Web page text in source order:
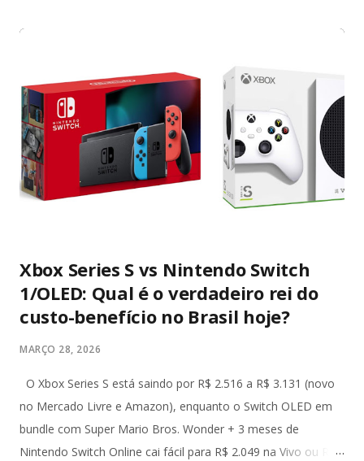
Xbox Series S vs Nintendo Switch
1/OLED: Qual é o verdadeiro rei do
custo-benefício no Brasil hoje?
MARÇO 28, 2026
O Xbox Series S está saindo por R$ 2.516 a R$ 3.131 (novo
no Mercado Livre e Amazon), enquanto o Switch OLED em
bundle com Super Mario Bros. Wonder + 3 meses de
Nintendo Switch Online cai fácil para R$ 2.049 na Vivo ou R$